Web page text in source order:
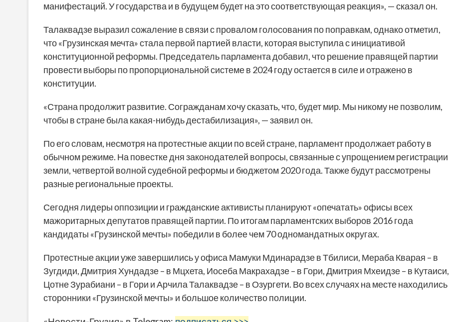
манифестаций. У государства и в будущем будет на это соответствующая реакция», — сказал он.
Талаквадзе выразил сожаление в связи с провалом голосования по поправкам, однако отметил,
что «Грузинская мечта» стала первой партией власти, которая выступила с инициативой
конституционной реформы. Председатель парламента добавил, что решение правящей партии
провести выборы по пропорциональной системе в 2024 году остается в силе и отражено в
конституции.
«Страна продолжит развитие. Согражданам хочу сказать, что, будет мир. Мы никому не позволим,
чтобы в стране была какая-нибудь дестабилизация», — заявил он.
По его словам, несмотря на протестные акции по всей стране, парламент продолжает работу в
обычном режиме. На повестке дня законодателей вопросы, связанные с упрощением регистрации
земли, четвертой волной судебной реформы и бюджетом 2020 года. Также будут рассмотрены
разные региональные проекты.
Сегодня лидеры оппозиции и гражданские активисты планируют «опечатать» офисы всех
мажоритарных депутатов правящей партии. По итогам парламентских выборов 2016 года
кандидаты «Грузинской мечты» победили в более чем 70 одномандатных округах.
Протестные акции уже завершились у офиса Мамуки Мдинарадзе в Тбилиси, Мераба Кварая – в
Зугдиди, Дмитрия Хундадзе – в Мцхета, Иосеба Макрахадзе – в Гори, Дмитрия Мхеидзе – в Кутаиси,
Цотне Зурабиани – в Гори и Арчила Талаквадзе – в Озургети. Во всех случаях на месте находились
сторонники «Грузинской мечты» и большое количество полиции.